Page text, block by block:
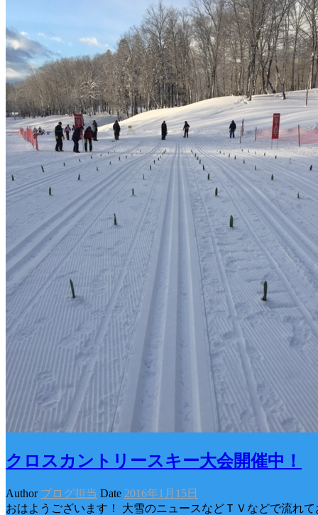
クロスカントリースキー大会開催中！
Author ブログ担当 Date 2016年1月15日
おはようございます！ 大雪のニュースなどＴＶなどで流れて